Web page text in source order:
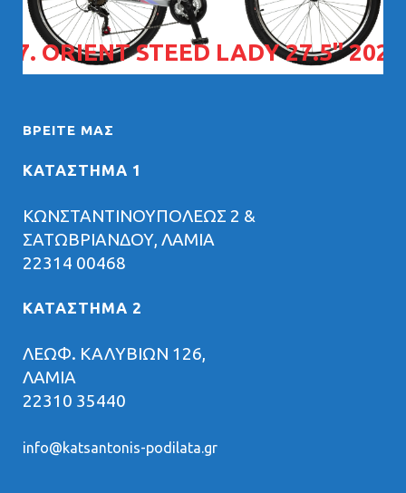
07. ORIENT STEED LADY 27.5" 2026
ΒΡΕΊΤΕ ΜΑΣ
ΚΑΤΑΣΤΗΜΑ 1
ΚΩΝΣΤΑΝΤΙΝΟΥΠΟΛΕΩΣ 2 &
ΣΑΤΩΒΡΙΑΝΔΟΥ, ΛΑΜΙΑ
22314 00468
ΚΑΤΑΣΤΗΜΑ 2
ΛΕΩΦ. ΚΑΛΥΒΙΩΝ 126,
ΛΑΜΙΑ
22310 35440
info@katsantonis-podilata.gr